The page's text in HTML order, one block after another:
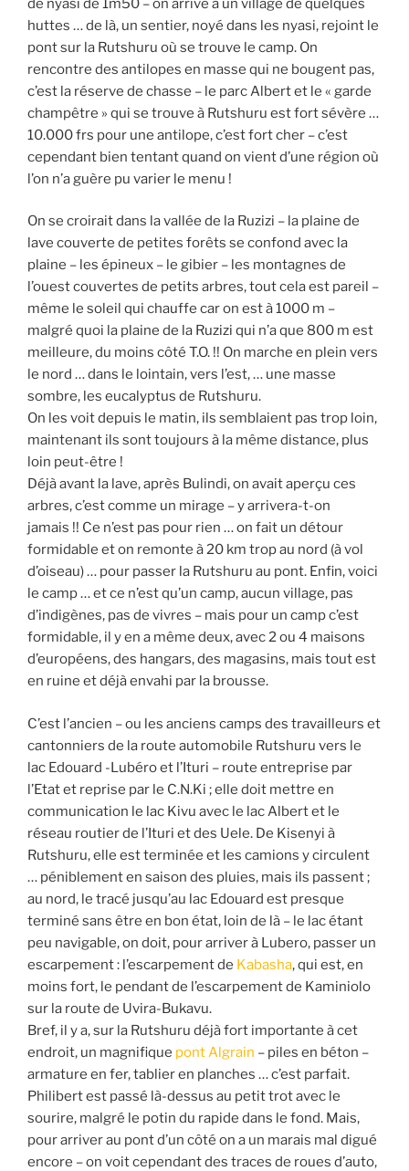
de nyasi de 1m50 – on arrive à un village de quelques
huttes … de là, un sentier, noyé dans les nyasi, rejoint le
pont sur la Rutshuru où se trouve le camp. On
rencontre des antilopes en masse qui ne bougent pas,
c’est la réserve de chasse – le parc Albert et le « garde
champêtre » qui se trouve à Rutshuru est fort sévère …
10.000 frs pour une antilope, c’est fort cher – c’est
cependant bien tentant quand on vient d’une région où
l’on n’a guère pu varier le menu !
On se croirait dans la vallée de la Ruzizi – la plaine de
lave couverte de petites forêts se confond avec la
plaine – les épineux – le gibier – les montagnes de
l’ouest couvertes de petits arbres, tout cela est pareil –
même le soleil qui chauffe car on est à 1000 m –
malgré quoi la plaine de la Ruzizi qui n’a que 800 m est
meilleure, du moins côté T.O. !! On marche en plein vers
le nord … dans le lointain, vers l’est, … une masse
sombre, les eucalyptus de Rutshuru.
On les voit depuis le matin, ils semblaient pas trop loin,
maintenant ils sont toujours à la même distance, plus
loin peut-être !
Déjà avant la lave, après Bulindi, on avait aperçu ces
arbres, c’est comme un mirage – y arrivera-t-on
jamais !! Ce n’est pas pour rien … on fait un détour
formidable et on remonte à 20 km trop au nord (à vol
d’oiseau) … pour passer la Rutshuru au pont. Enfin, voici
le camp … et ce n’est qu’un camp, aucun village, pas
d’indigènes, pas de vivres – mais pour un camp c’est
formidable, il y en a même deux, avec 2 ou 4 maisons
d’européens, des hangars, des magasins, mais tout est
en ruine et déjà envahi par la brousse.
C’est l’ancien – ou les anciens camps des travailleurs et
cantonniers de la route automobile Rutshuru vers le
lac Edouard -Lubéro et l’Ituri – route entreprise par
l’Etat et reprise par le C.N.Ki ; elle doit mettre en
communication le lac Kivu avec le lac Albert et le
réseau routier de l’Ituri et des Uele. De Kisenyi à
Rutshuru, elle est terminée et les camions y circulent
… péniblement en saison des pluies, mais ils passent ;
au nord, le tracé jusqu’au lac Edouard est presque
terminé sans être en bon état, loin de là – le lac étant
peu navigable, on doit, pour arriver à Lubero, passer un
escarpement : l’escarpement de Kabasha, qui est, en
moins fort, le pendant de l’escarpement de Kaminiolo
sur la route de Uvira-Bukavu.
Bref, il y a, sur la Rutshuru déjà fort importante à cet
endroit, un magnifique pont Algrain – piles en béton –
armature en fer, tablier en planches … c’est parfait.
Philibert est passé là-dessus au petit trot avec le
sourire, malgré le potin du rapide dans le fond. Mais,
pour arriver au pont d’un côté on a un marais mal digué
encore – on voit cependant des traces de roues d’auto,